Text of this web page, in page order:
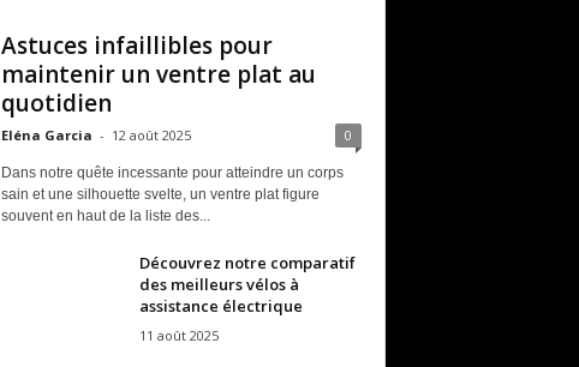
Astuces infaillibles pour
maintenir un ventre plat au
quotidien
Eléna Garcia - 12 août 2025 0
Dans notre quête incessante pour atteindre un corps
sain et une silhouette svelte, un ventre plat figure
souvent en haut de la liste des...
Découvrez notre comparatif
des meilleurs vélos à
assistance électrique
11 août 2025